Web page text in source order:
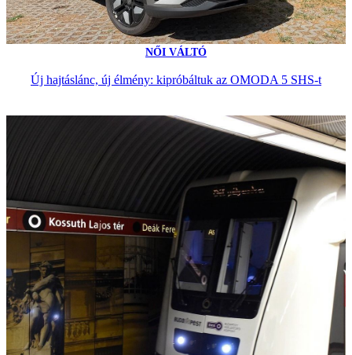
NŐI VÁLTÓ
Új hajtáslánc, új élmény: kipróbáltuk az OMODA 5 SHS-t